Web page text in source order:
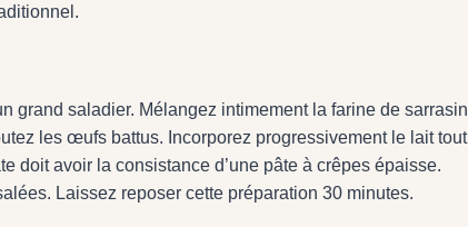
grand saladier. Mélangez intimement la farine de sarrasin
les œufs battus. Incorporez progressivement le lait tout
doit avoir la consistance d’une pâte à crêpes épaisse.
Laissez reposer cette préparation 30 minutes.